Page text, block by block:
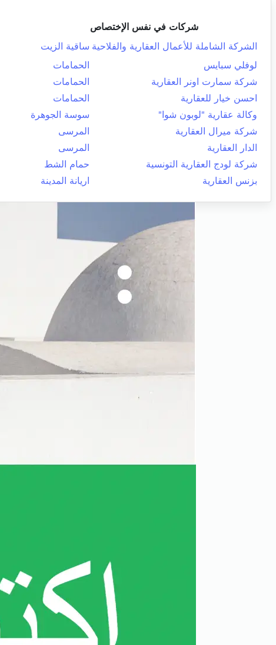
شركات في نفس الإختصاص
الشركة الشاملة للأعمال العقارية والفلاحية ساقية الزيت
لوفلي سبايس
الحمامات
شركة سمارت اونر العقارية
الحمامات
احسن خيار للعقارية
الحمامات
وكالة عقارية "لوبون شوا"
سوسة الجوهرة
شركة ميرال العقارية
المرسى
الدار العقارية
المرسى
شركة لودج العقارية التونسية
حمام الشط
بزنس العقارية
اريانة المدينة